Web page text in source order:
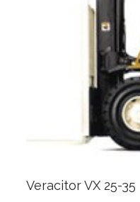
Veracitor VX 25-35